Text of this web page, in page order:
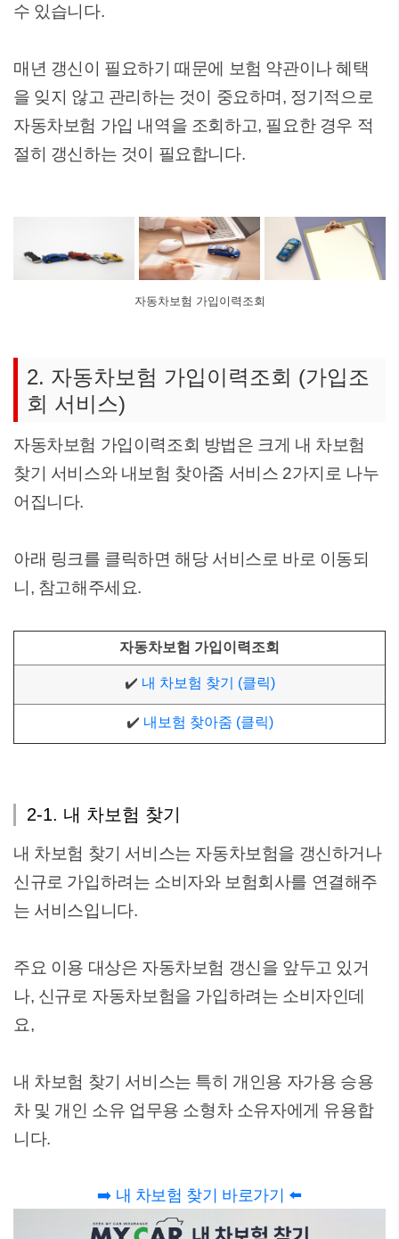
수 있습니다.
매년 갱신이 필요하기 때문에 보험 약관이나 혜택
을 잊지 않고 관리하는 것이 중요하며, 정기적으로
자동차보험 가입 내역을 조회하고, 필요한 경우 적
절히 갱신하는 것이 필요합니다.
자동차보험 가입이력조회
2. 자동차보험 가입이력조회 (가입조
회 서비스)
자동차보험 가입이력조회 방법은 크게 내 차보험
찾기 서비스와 내보험 찾아줌 서비스 2가지로 나누
어집니다.
아래 링크를 클릭하면 해당 서비스로 바로 이동되
니, 참고해주세요.
자동차보험 가입이력조회
✔️ 내 차보험 찾기 (클릭)
✔️ 내보험 찾아줌 (클릭)
2-1. 내 차보험 찾기
내 차보험 찾기 서비스는 자동차보험을 갱신하거나
신규로 가입하려는 소비자와 보험회사를 연결해주
는 서비스입니다.
주요 이용 대상은 자동차보험 갱신을 앞두고 있거
나, 신규로 자동차보험을 가입하려는 소비자인데
요,
내 차보험 찾기 서비스는 특히 개인용 자가용 승용
차 및 개인 소유 업무용 소형차 소유자에게 유용합
니다.
➡️ 내 차보험 찾기 바로가기 ⬅️